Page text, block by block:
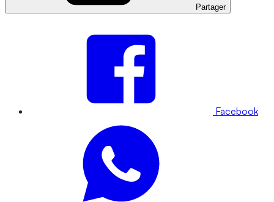
Partager
Facebook